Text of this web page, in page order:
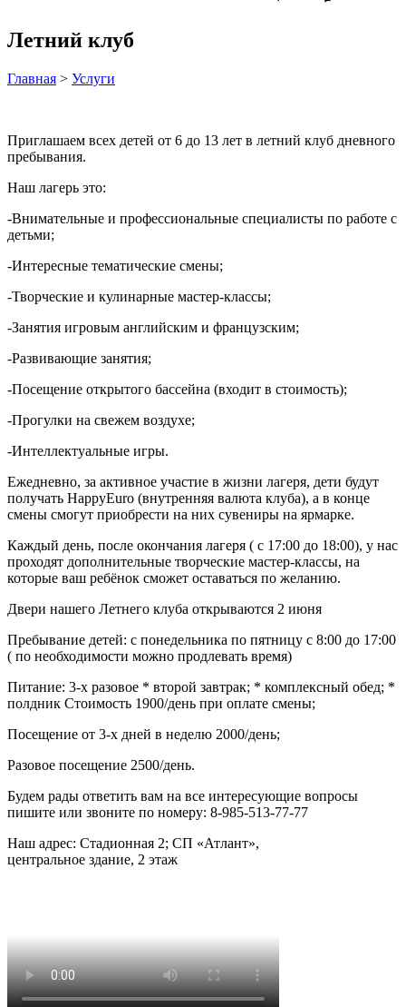
Летний клуб
Главная > Услуги
Приглашаем всех детей от 6 до 13 лет в летний клуб дневного
пребывания.
Наш лагерь это:
-Внимательные и профессиональные специалисты по работе с
детьми;
-Интересные тематические смены;
-Творческие и кулинарные мастер-классы;
-Занятия игровым английским и французским;
-Развивающие занятия;
-Посещение открытого бассейна (входит в стоимость);
-Прогулки на свежем воздухе;
-Интеллектуальные игры.
Ежедневно, за активное участие в жизни лагеря, дети будут
получать HappyEuro (внутренняя валюта клуба), а в конце
смены смогут приобрести на них сувениры на ярмарке.
Каждый день, после окончания лагеря ( с 17:00 до 18:00), у нас
проходят дополнительные творческие мастер-классы, на
которые ваш ребёнок сможет оставаться по желанию.
Двери нашего Летнего клуба открываются 2 июня
Пребывание детей: с понедельника по пятницу с 8:00 до 17:00
( по необходимости можно продлевать время)
Питание: 3-х разовое * второй завтрак; * комплексный обед; *
полдник Стоимость 1900/день при оплате смены;
Посещение от 3-х дней в неделю 2000/день;
Разовое посещение 2500/день.
Будем рады ответить вам на все интересующие вопросы
пишите или звоните по номеру: 8-985-513-77-77
Наш адрес: Стадионная 2; СП «Атлант»,
центральное здание, 2 этаж